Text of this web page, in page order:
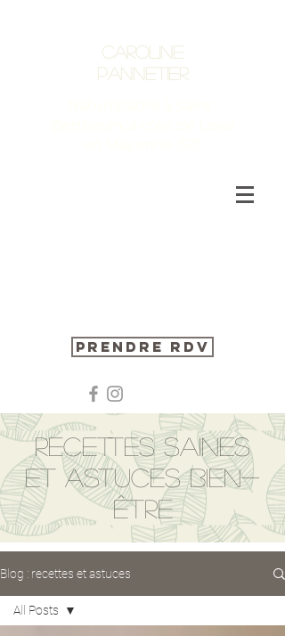
Caroline
Pannetier
Prendre RDV
Recettes saines
et astuces bien-
être
Blog : recettes et astuces
All Posts